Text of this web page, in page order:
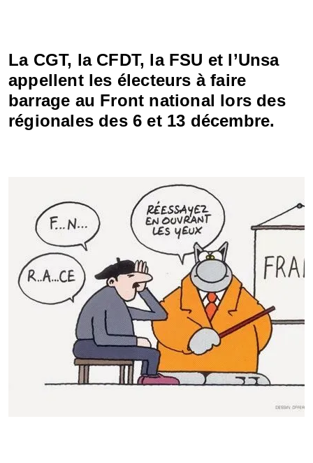
La CGT, la CFDT, la FSU et l’Unsa
appellent les électeurs à faire
barrage au Front national lors des
régionales des 6 et 13 décembre.